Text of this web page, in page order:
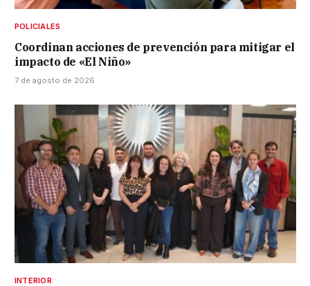
POLICIALES
Coordinan acciones de prevención para mitigar el
impacto de «El Niño»
7 de agosto de 2026
INTERIOR